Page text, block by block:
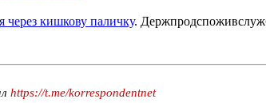
через кишкову паличку.
https://t.me/korrespondentnet